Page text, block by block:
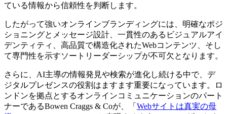
ている情報から信頼性を判断します。
したがって強いオンラインブランディングには、明確なポジ
ショニングとメッセージ設計、一貫性のあるビジュアルアイ
デンティティ、高品質で構造化されたWebコンテンツ、そし
て専門性を示すソートリーダーシップが不可欠となります。
さらに、AI主導の情報発見や検索が進化し続ける中で、デ
ジタルプレゼンスの役割はますます重要になっています。ロ
ンドンを拠点とするオンラインコミュニケーションのパート
ナーであるBowen Craggs & Coが、「 Webサイトは真実の母